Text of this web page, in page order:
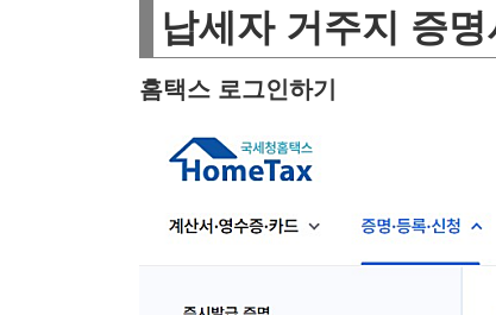
납세자 거주지 증
홈택스 로그인하기